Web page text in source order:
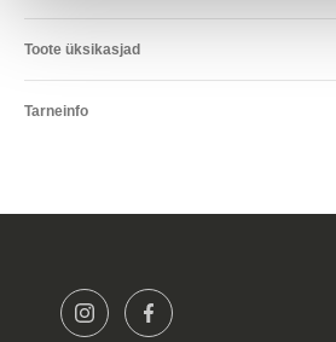
Toote üksikasjad
Tarneinfo